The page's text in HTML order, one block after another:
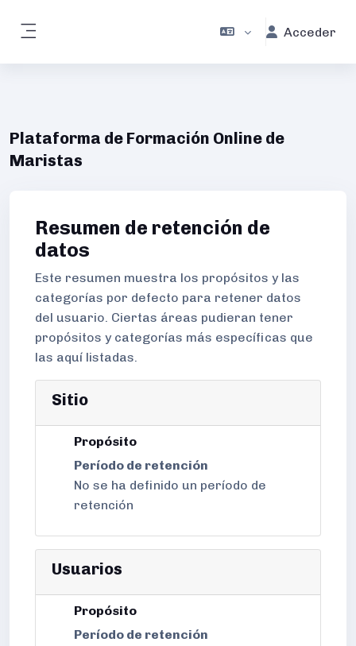
Acceder
Plataforma de Formación Online de
Maristas
Resumen de retención de
datos
Este resumen muestra los propósitos y las
categorías por defecto para retener datos
del usuario. Ciertas áreas pudieran tener
propósitos y categorías más específicas que
las aquí listadas.
Sitio
Propósito
Período de retención
No se ha definido un período de
retención
Usuarios
Propósito
Período de retención